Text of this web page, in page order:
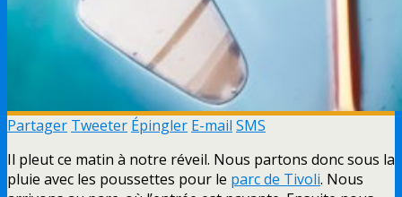
Partager Tweeter Épingler E-mail SMS
Il pleut ce matin à notre réveil. Nous partons donc sous la
pluie avec les poussettes pour le parc de Tivoli. Nous